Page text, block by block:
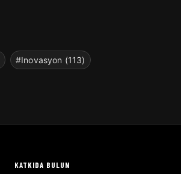
#Inovasyon (113)
KATKIDA BULUN